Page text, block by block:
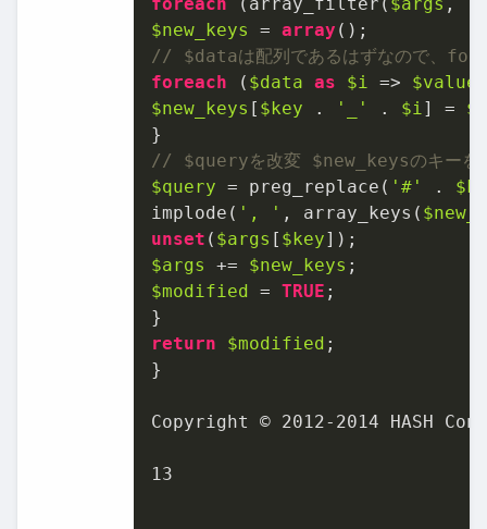
$new_keys
= array
// $dataは配列であるはずなので、
foreach ( $data as $i => $value
$new_keys [ $key . '_' . $i ] =
// $queryを改変 $new_keysのキーを
$query = preg_replace( '#' .
implode( ', ' , array_keys(
unset ( $args [ $key
$args
+= $new_keys
$modified = TRUE ;
return
$modified ;
}
Copyright © 2012- 2014 HASH
13